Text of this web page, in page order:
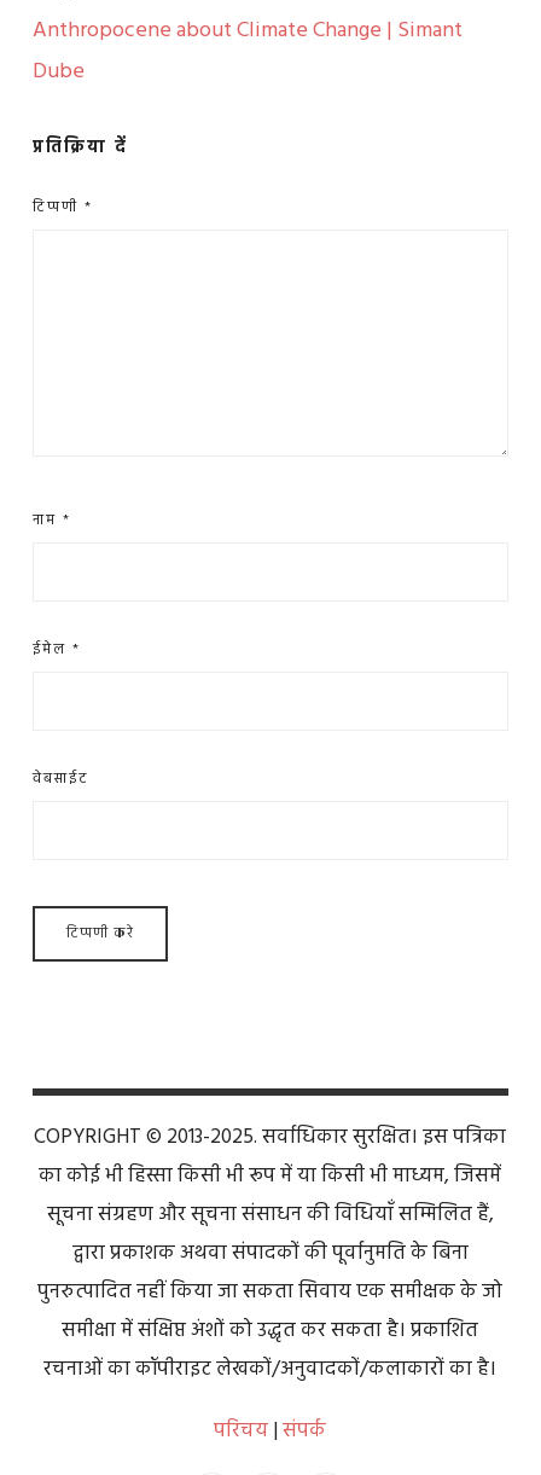
Anthropocene about Climate Change | Simant
Dube
प्रतिक्रिया दें
टिप्पणी *
नाम *
ईमेल *
वेबसाईट
COPYRIGHT © 2013-2025. सर्वाधिकार सुरक्षित। इस पत्रिका
का कोई भी हिस्सा किसी भी रूप में या किसी भी माध्यम, जिसमें
सूचना संग्रहण और सूचना संसाधन की विधियाँ सम्मिलित हैं,
द्वारा प्रकाशक अथवा संपादकों की पूर्वानुमति के बिना
पुनरुत्पादित नहीं किया जा सकता सिवाय एक समीक्षक के जो
समीक्षा में संक्षिप्त अंशों को उद्धृत कर सकता है। प्रकाशित
रचनाओं का कॉपीराइट लेखकों/अनुवादकों/कलाकारों का है।
परिचय|संपर्क